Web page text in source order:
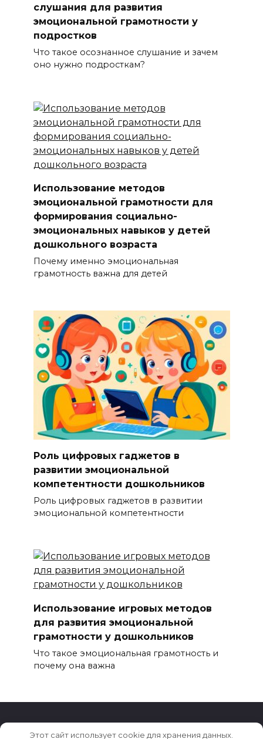
слушания для развития
эмоциональной грамотности у
подростков
Что такое осознанное слушание и зачем
оно нужно подросткам?
Использование методов
эмоциональной грамотности для
формирования социально-
эмоциональных навыков у детей
дошкольного возраста
Почему именно эмоциональная
грамотность важна для детей
Роль цифровых гаджетов в
развитии эмоциональной
компетентности дошкольников
Роль цифровых гаджетов в развитии
эмоциональной компетентности
Использование игровых методов
для развития эмоциональной
грамотности у дошкольников
Что такое эмоциональная грамотность и
почему она важна
Этот сайт использует cookie для хранения данных.